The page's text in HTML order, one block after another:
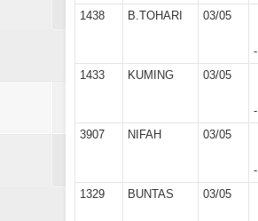
1438
B.TOHARI 03/05
-
1433
KUMING 03/05
-
3907
NIFAH 03/05
-
1329
BUNTAS 03/05